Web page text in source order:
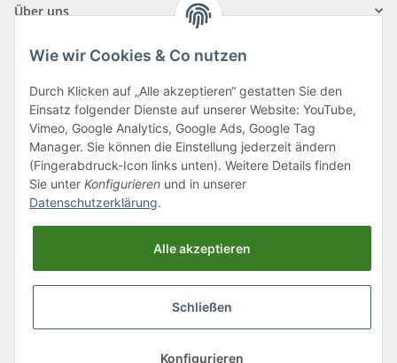
Über uns
Klagenfurter Straße 29
9556 Liebenfels
Montag bis Donnerstag: 8:00 bis 16:30 Uhr
Freitag: 8:00 bis 12:00 Uhr
Tel.:0043 (0) 4262 50900
office@cncshop.at
* Alle Preise inkl. gesetzlicher USt., zzgl.Versand, zzgl.
Wie wir Cookies & Co nutzen
Durch Klicken auf „Alle akzeptieren“ gestatten Sie den
Einsatz folgender Dienste auf unserer Website: YouTube,
Vimeo, Google Analytics, Google Ads, Google Tag
Manager. Sie können die Einstellung jederzeit ändern
(Fingerabdruck-Icon links unten). Weitere Details finden
Sie unter Konfigurieren und in unserer
Datenschutzerklärung.
Alle akzeptieren
Schließen
Konfigurieren